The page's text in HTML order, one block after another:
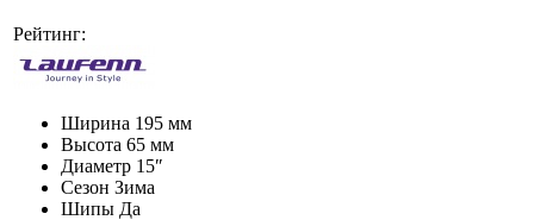
Рейтинг:
Ширина 195 мм
Высота 65 мм
Диаметр 15″
Сезон Зима
Шипы Да